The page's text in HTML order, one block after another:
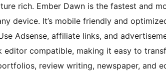
rich. Ember Dawn is the fastest and
device. It’s mobile friendly and
Adsense, affiliate links, and
editor compatible, making it easy to
review writing, newspaper, and